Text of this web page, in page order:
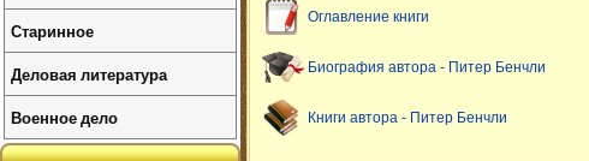
Оглавление книги
Биография автора - Питер Бенчли
Книги автора - Питер Бенчли
Старинное
Деловая литература
Военное дело